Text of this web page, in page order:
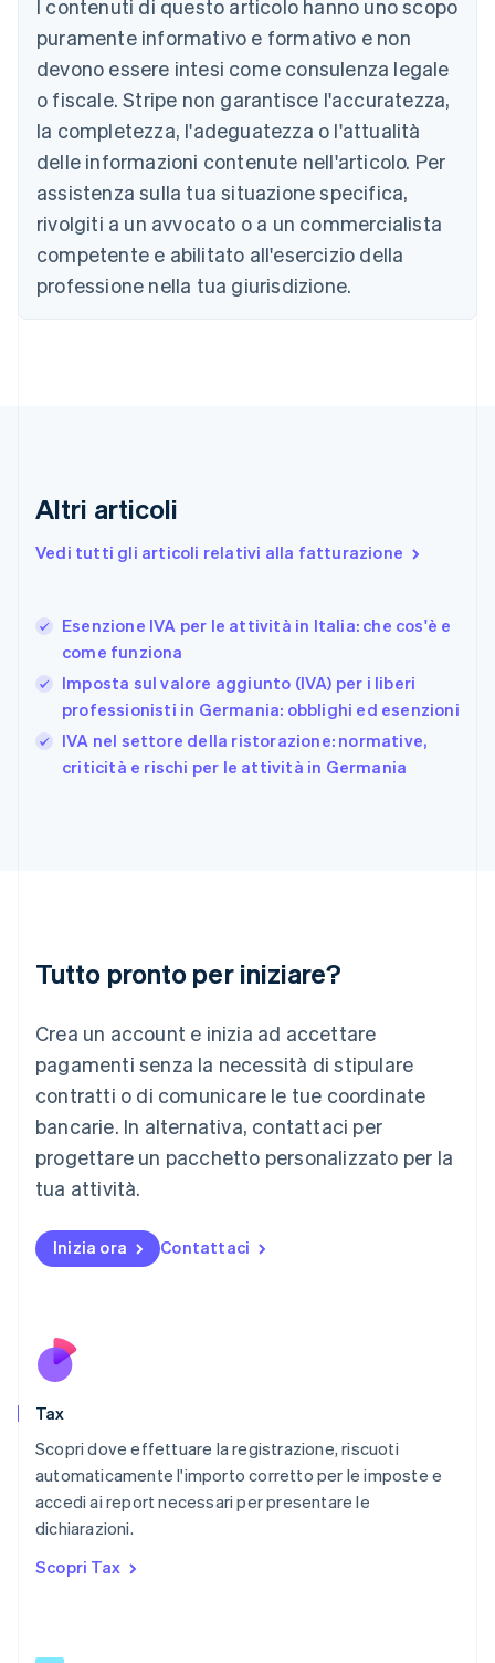
I contenuti di questo articolo hanno uno scopo
puramente informativo e formativo e non
devono essere intesi come consulenza legale
o fiscale. Stripe non garantisce l'accuratezza,
la completezza, l'adeguatezza o l'attualità
delle informazioni contenute nell'articolo. Per
assistenza sulla tua situazione specifica,
rivolgiti a un avvocato o a un commercialista
competente e abilitato all'esercizio della
professione nella tua giurisdizione.
Altri articoli
Vedi tutti gli articoli relativi alla fatturazione
Esenzione IVA per le attività in Italia: che cos'è e
come funziona
Imposta sul valore aggiunto (IVA) per i liberi
professionisti in Germania: obblighi ed esenzioni
IVA nel settore della ristorazione: normative,
criticità e rischi per le attività in Germania
Tutto pronto per iniziare?
Crea un account e inizia ad accettare
pagamenti senza la necessità di stipulare
contratti o di comunicare le tue coordinate
bancarie. In alternativa, contattaci per
progettare un pacchetto personalizzato per la
tua attività.
Inizia ora Contattaci
Tax
Scopri dove effettuare la registrazione, riscuoti
automaticamente l'importo corretto per le imposte e
accedi ai report necessari per presentare le
dichiarazioni.
Scopri Tax
Australia
Austria
Deutsch English
Belgio
NederlandsFrançais DeutschEnglish
Brasile
PortuguêsEnglish
English
Canada
English
Cina continentale
简体中文English
English
Estonia
Francia
Germania
DeutschEnglish
Giappone
Gibilterra
English
Lettonia
English
DeutschEnglish
Lituania
Français DeutschEnglish
Malaysia
English 简体中文
Malta
Messico
EspañolEnglish
English
Paesi Bassi
English
Portogallo
RAS di Hong Kong, Cina
English简体中文
Regno Unito
English